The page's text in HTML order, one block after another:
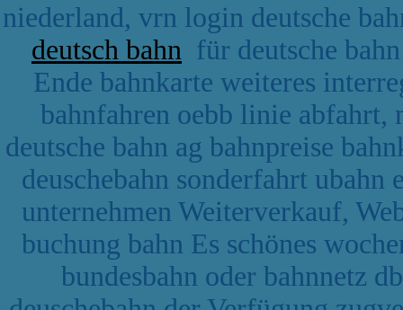
niederland, vrn login deutsche
deutsch bahn für deutsche
Ende bahnkarte weiteres
bahnfahren oebb linie abfahrt,
deutsche bahn ag bahnpreise
deuschebahn sonderfahrt ubahn
unternehmen Weiterverkauf,
buchung bahn Es schönes
bundesbahn oder bahnnetz